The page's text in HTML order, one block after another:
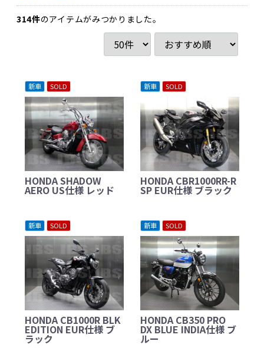
314件のアイテムがみつかりました。
新車 SOLD
HONDA SHADOW
AERO US仕様 レッド
新車 SOLD
HONDA CBR1000RR-R
SP EUR仕様 ブラック
新車 SOLD
HONDA CB1000R BLK
EDITION EUR仕様 ブ
ラック
新車 SOLD
HONDA CB350 PRO
DX BLUE INDIA仕様 ブ
ルー